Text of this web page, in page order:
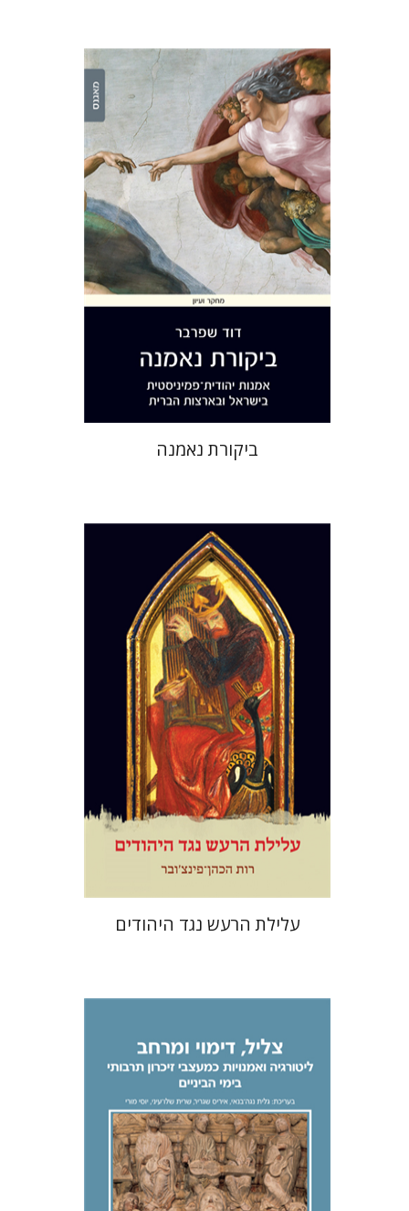
דוד שפרבר
הנחת אתר ספר מודפס
$35
$32
ביקורת נאמנה
רות הכהן-פינצ'ובר
הד סלע
רות הכהן-פינצ'ובר
הנחת אתר ספר מודפס
$42
$38
עלילת הרעש נגד היהודים
גלית נגה-בנאי
איריס שגריר
שרית שלו-עיני
יוסי מורי